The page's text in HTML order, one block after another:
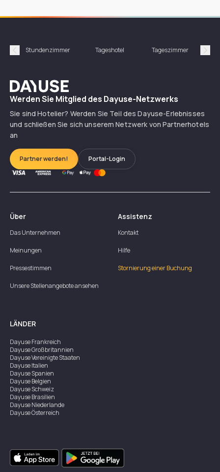
Précédent
Stundenzimmer Tageshotel Tageszimmer
Dayuse
Werden Sie Mitglied des Dayuse-Netzwerks
Sie sind Hotelier? Werden Sie Teil des Dayuse-Erlebnisses
und schließen Sie sich unserem Netzwerk von Partnerhotels
an
Partner werden! Portal-Login
Über
Das Unternehmen
Meinungen
Pressestimmen
Unsere Stellenangebote ansehen
Assistenz
Kontakt
Hilfe
Stornierung einer Buchung
LÄNDER
DayuseFrankreich
DayuseGroßbritannien
DayuseVereinigte Staaten
DayuseItalien
DayuseSpanien
DayuseBelgien
DayuseSchweiz
DayuseBrasilien
DayuseNiederlande
DayuseÖsterreich
DayuseSingapur
DayuseZweden
DayuseThailand